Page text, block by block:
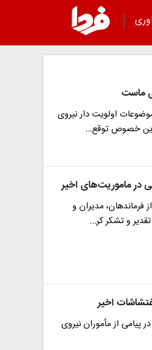
ماست
اولویت دار نیروی
این خصوص توقع…
در ماموریت‌های اخیر
فرماندهان، مدیران و
و تشکر کر…
اخیر
پیامی از مأموران نیروی